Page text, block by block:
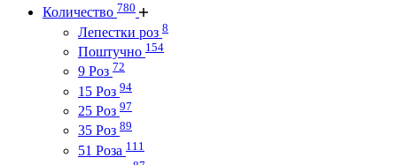
Количество 780
Лепестки роз 8
Поштучно 154
9 Роз 72
15 Роз 94
25 Роз 97
35 Роз 89
51 Роза 111